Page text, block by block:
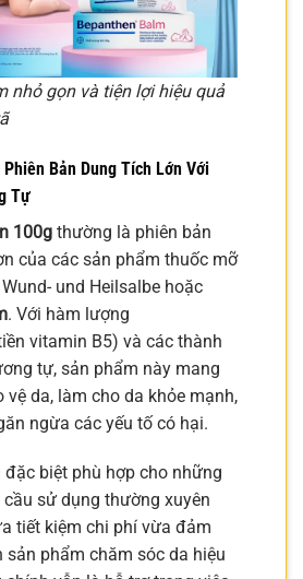
nhỏ gọn và tiện lợi hiệu quả
Bản Dung Tích Lớn Với
Tự
100g thường là phiên bản
của các sản phẩm thuốc mỡ
und Heilsalbe hoặc
. Với hàm lượng
vitamin B5) và các thành
tự, sản phẩm này mang
vệ da, làm cho da khỏe mạnh,
ngừa các yếu tố có hại.
đặc biệt phù hợp cho những
sử dụng thường xuyên
tiết kiệm chi phí vừa đảm
sản phẩm chăm sóc da hiệu